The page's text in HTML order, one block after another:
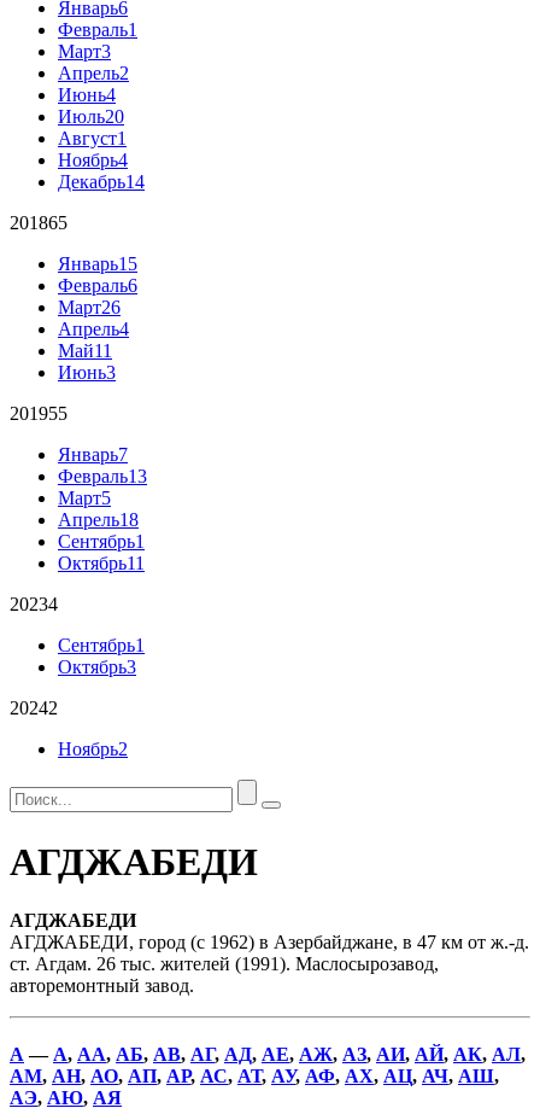
Январь6
Февраль1
Март3
Апрель2
Июнь4
Июль20
Август1
Ноябрь4
Декабрь14
201865
Январь15
Февраль6
Март26
Апрель4
Май11
Июнь3
201955
Январь7
Февраль13
Март5
Апрель18
Сентябрь1
Октябрь11
20234
Сентябрь1
Октябрь3
20242
Ноябрь2
АГДЖАБЕДИ
АГДЖАБЕДИ
АГДЖАБЕДИ, город (с 1962) в Азербайджане, в 47 км от ж.-д.
ст. Агдам. 26 тыс. жителей (1991). Маслосырозавод,
авторемонтный завод.
А — А, АА, АБ, АВ, АГ, АД, АЕ, АЖ, АЗ, АИ, АЙ, АК, АЛ,
АМ, АН, АО, АП, АР, АС, АТ, АУ, АФ, АХ, АЦ, АЧ, АШ,
АЭ, АЮ, АЯ